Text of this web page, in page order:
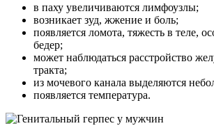
в паху увеличиваются лимфоузлы;
возникает зуд, жжение и боль;
появляется ломота, тяжесть в теле,
бедер;
может наблюдаться расстройство
тракта;
из мочевого канала выделяются
появляется температура.